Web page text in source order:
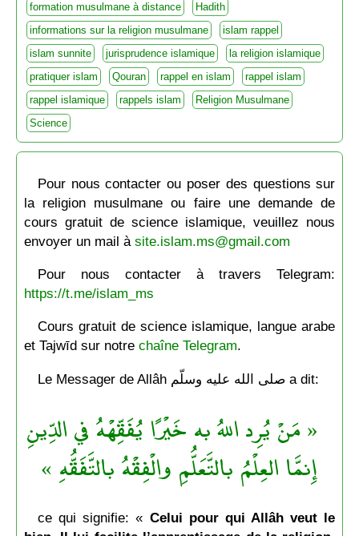
formation musulmane à distance
Hadith
informations sur la religion musulmane
islam rappel
islam sunnite
jurisprudence islamique
la religion islamique
pratiquer islam
Qouran rappel en islam
rappel islam
rappel islamique
rappels islam
Religion Musulmane
Science
Pour nous contacter ou poser des questions sur
la religion musulmane ou faire une demande de
cours gratuit de science islamique, veuillez nous
envoyer un mail à site.islam.ms@gmail.com
Pour nous contacter à travers Telegram:
https://t.me/islam_ms
Cours gratuit de science islamique, langue arabe
et Tajwīd sur notre chaîne Telegram.
Le Messager de Allâh صلى الله عليه وسلّم a dit:
« مَنْ يُرِد اللهُ به خَيْرًا يُفَقِّهْهُ في الدِّينِ
إِنمَّا العِلْمُ بالتَّعَلُّمِ والْفِقْهُ بالتَّفَقُّهِ »
ce qui signifie: « Celui pour qui Allâh veut le